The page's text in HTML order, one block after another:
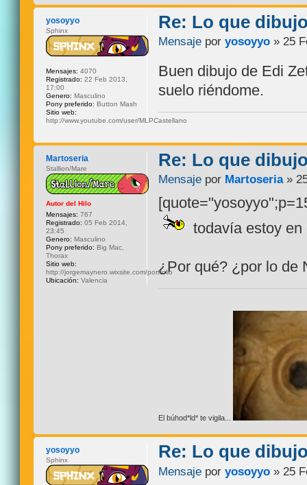
Re: Lo que
Mensaje poryosoyyo » 25
Buen dibujo de Edi
suelo riéndome.
yosoyyo
Sphinx
Mensajes: 4070
Registrado: 22 Feb 2013,
17:00
Genero: Masculino
Pony preferido: Button Mash
Sitio web:
http://www.youtube.com/user/MLPCastellano
Re: Lo que
Mensaje por Martoseria»
todavía estoy
¿Por qué? ¿por lo de
El búhod*ld* te vigila...
Martoseria
Stallion/Mare
Autor del Hilo
Mensajes: 767
Registrado: 05 Feb 2014,
23:45
Genero: Masculino
Pony preferido: Big Mac,
Thorax
Sitio web:
http://jorgemaynero.wixsite.com/portfolio
Ubicación: Valencia
Re: Lo que
Mensaje poryosoyyo » 25
yosoyyo
Sphinx